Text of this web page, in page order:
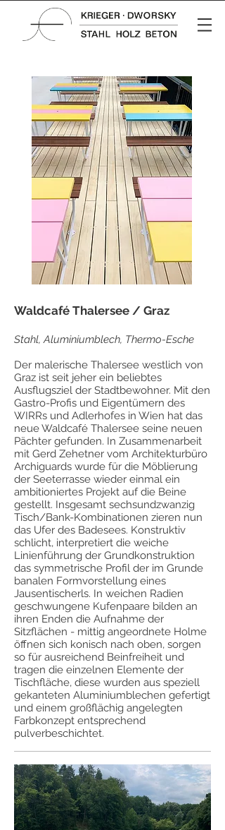
Waldcafé Thalersee / Graz
Stahl, Aluminiumblech, Thermo-Esche
Der malerische Thalersee westlich von
Graz ist seit jeher ein beliebtes
Ausflugsziel der Stadtbewohner. Mit den
Gastro-Profis und Eigentümern des
WIRRs und Adlerhofes in Wien hat das
neue Waldcafé Thalersee seine neuen
Pächter gefunden. In Zusammenarbeit
mit Gerd Zehetner vom Architekturbüro
Archiguards wurde für die Möblierung
der Seeterrasse wieder einmal ein
ambitioniertes Projekt auf die Beine
gestellt. Insgesamt sechsundzwanzig
Tisch/Bank-Kombinationen zieren nun
das Ufer des Badesees. Konstruktiv
schlicht, interpretiert die weiche
Linienführung der Grundkonstruktion
das symmetrische Profil der im Grunde
banalen Formvorstellung eines
Jausentischerls. In weichen Radien
geschwungene Kufenpaare bilden an
ihren Enden die Aufnahme der
Sitzflächen - mittig angeordnete Holme
öffnen sich konisch nach oben, sorgen
so für ausreichend Beinfreiheit und
tragen die einzelnen Elemente der
Tischfläche, diese wurden aus speziell
gekanteten Aluminiumblechen gefertigt
und einem großflächig angelegten
Farbkonzept entsprechend
pulverbeschichtet.